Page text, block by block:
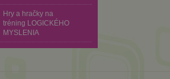
Hry a hračky na
tréning LOGICKÉHO
MYSLENIA